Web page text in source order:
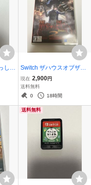
しょ
や
の
Switch ザハウスオブザデ
ッド2 リメイク
現在 2,900円
送料無料
0
18時間
送料無料